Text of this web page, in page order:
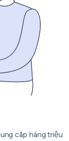
cấp hàng triệu